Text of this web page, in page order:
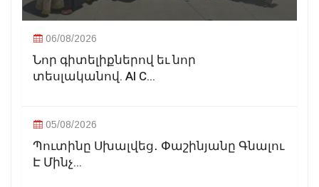
06/08/2026
Նոր գիտելիքներով եւ նոր
տեսլականով. AI C...
05/08/2026
Պուտինը Սխալվեց․ Փաշինյանը Գնալու
Է Մինչ...